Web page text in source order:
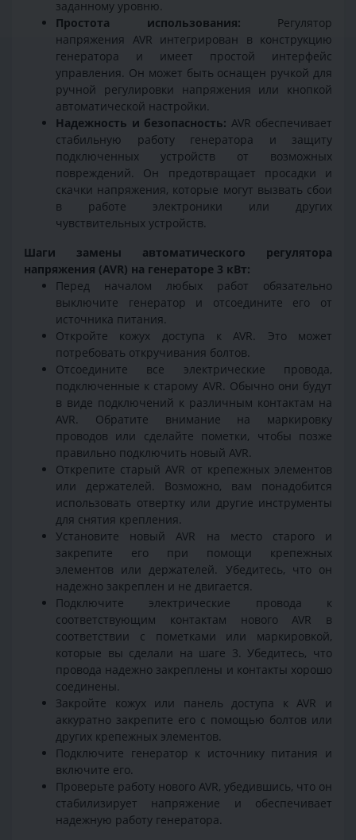
заданному уровню.
Простота использования: Регулятор
напряжения AVR интегрирован в конструкцию
генератора и имеет простой интерфейс
управления. Он может быть оснащен ручкой для
ручной регулировки напряжения или кнопкой
автоматической настройки.
Надежность и безопасность: AVR обеспечивает
стабильную работу генератора и защиту
подключенных устройств от возможных
повреждений. Он предотвращает просадки и
скачки напряжения, которые могут вызвать сбои
в работе электроники или других
чувствительных устройств.
Шаги замены автоматического регулятора
напряжения (AVR) на генераторе 3 кВт:
Перед началом любых работ обязательно
выключите генератор и отсоедините его от
источника питания.
Откройте кожух доступа к AVR. Это может
потребовать откручивания болтов.
Отсоедините все электрические провода,
подключенные к старому AVR. Обычно они будут
в виде подключений к различным контактам на
AVR. Обратите внимание на маркировку
проводов или сделайте пометки, чтобы позже
правильно подключить новый AVR.
Открепите старый AVR от крепежных элементов
или держателей. Возможно, вам понадобится
использовать отвертку или другие инструменты
для снятия крепления.
Установите новый AVR на место старого и
закрепите его при помощи крепежных
элементов или держателей. Убедитесь, что он
надежно закреплен и не двигается.
Подключите электрические провода к
соответствующим контактам нового AVR в
соответствии с пометками или маркировкой,
которые вы сделали на шаге 3. Убедитесь, что
провода надежно закреплены и контакты хорошо
соединены.
Закройте кожух или панель доступа к AVR и
аккуратно закрепите его с помощью болтов или
других крепежных элементов.
Подключите генератор к источнику питания и
включите его.
Проверьте работу нового AVR, убедившись, что он
стабилизирует напряжение и обеспечивает
надежную работу генератора.